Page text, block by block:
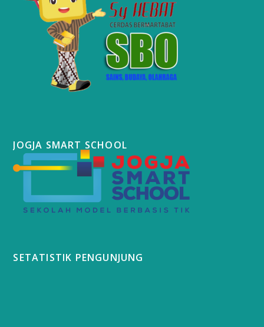
JOGJA SMART SCHOOL
SETATISTIK PENGUNJUNG